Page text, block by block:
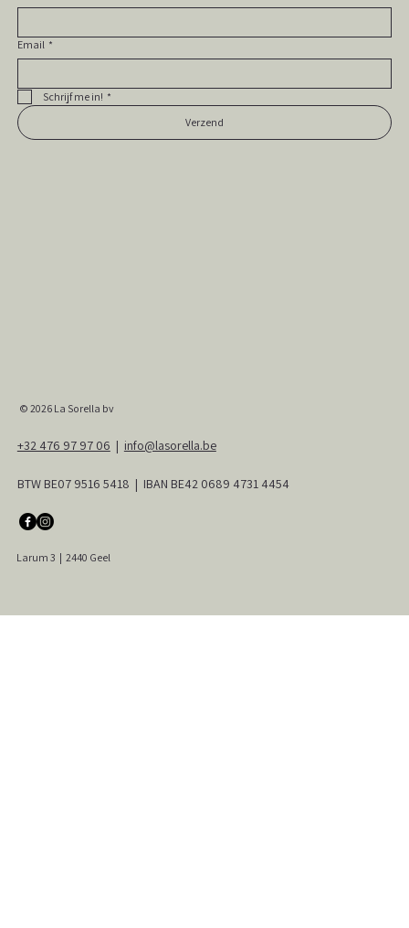
Email *
Schrijf me in! *
Verzend
© 2026 La Sorella bv
Larum 3 | 2440 Geel
+32 476 97 97 06 | info@lasorella.be
BTW BE07 9516 5418 | IBAN BE42 0689 4731 4454